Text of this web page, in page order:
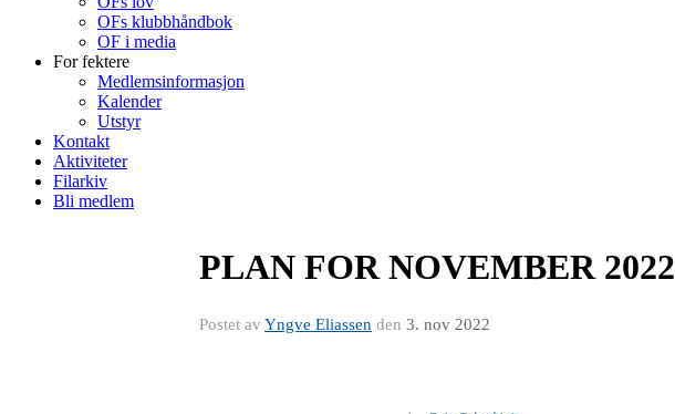
OFs klubbhåndbok
OF i media
For fektere
Medlemsinformasjon
Kalender
Utstyr
Kontakt
Aktiviteter
Filarkiv
Bli medlem
PLAN FOR NOVEMBER 2022
Postet av Yngve Eliassen den 3. nov 2022